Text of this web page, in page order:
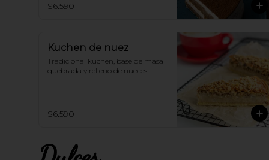
$6.590
Kuchen de nuez
Tradicional kuchen, base de masa
quebrada y relleno de nueces.
$6.590